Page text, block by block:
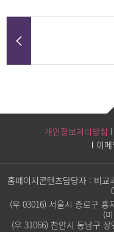
개인정보처리방침
이
홈페이지콘텐츠담당자 : 비교
(우 03016) 서울시 종로구 홍
(
(우 31066) 천안시 동남구